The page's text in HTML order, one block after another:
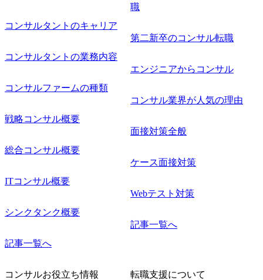
コンサルタントのキャリア
コンサルタントの業務内容
コンサルファームの種類
戦略コンサル概要
総合コンサル概要
ITコンサル概要
シンクタンク概要
記事一覧へ
職
第二新卒のコンサル転職
エンジニアからコンサル
コンサル業界が人気の理由
面接対策全般
ケース面接対策
Webテスト対策
記事一覧へ
コンサルお役立ち情報 転職支援について